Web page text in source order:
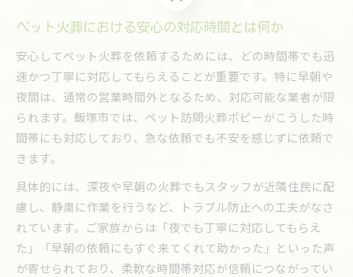
ペット火葬における安心の対応時間とは何か
安心してペット火葬を依頼するためには、どの時間帯でも迅
速かつ丁寧に対応してもらえることが重要です。特に早朝や
夜間は、通常の営業時間外となるため、対応可能な業者が限
られます。飯塚市では、ペット訪問火葬ポピーがこうした時
間帯にも対応しており、急な依頼でも不安を感じずに依頼で
きます。
具体的には、深夜や早朝の火葬でもスタッフが近隣住民に配
慮し、静粛に作業を行うなど、トラブル防止への工夫がなさ
れています。ご家族からは「夜でも丁寧に対応してもらえ
た」「早朝の依頼にもすぐ来てくれて助かった」といった声
が寄せられており、柔軟な時間帯対応が信頼につながってい